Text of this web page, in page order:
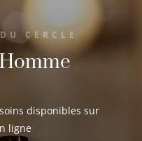
CERCLE
disponibles sur
ligne